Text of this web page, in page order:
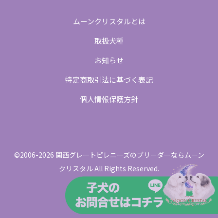
ムーンクリスタルとは
取扱犬種
お知らせ
特定商取引法に基づく表記
個人情報保護方針
©2006-2026 関西グレートピレニーズのブリーダーならムーン
クリスタル All Rights Reserved.